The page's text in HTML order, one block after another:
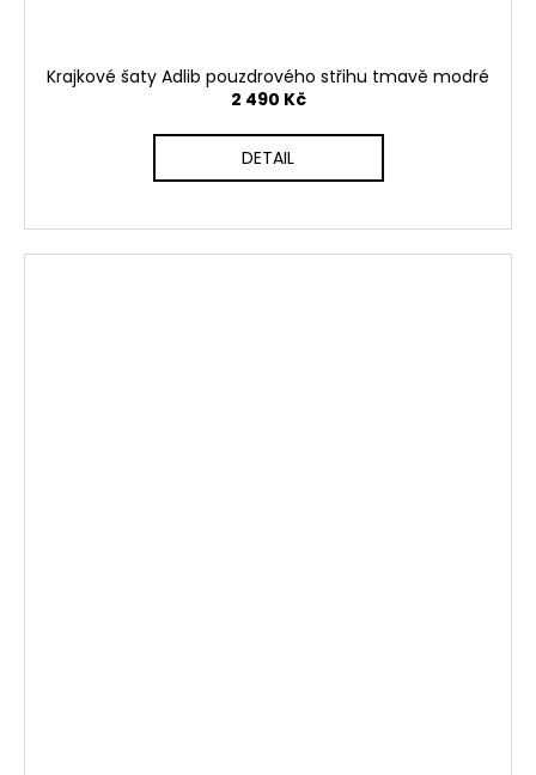
Krajkové šaty Adlib pouzdrového střihu tmavě modré
2 490 Kč
DETAIL